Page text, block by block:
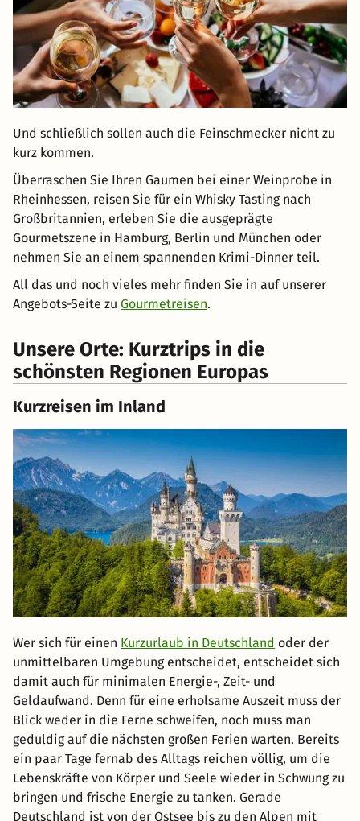
Und schließlich sollen auch die Feinschmecker nicht zu
kurz kommen.
Überraschen Sie Ihren Gaumen bei einer Weinprobe in
Rheinhessen, reisen Sie für ein Whisky Tasting nach
Großbritannien, erleben Sie die ausgeprägte
Gourmetszene in Hamburg, Berlin und München oder
nehmen Sie an einem spannenden Krimi-Dinner teil.
All das und noch vieles mehr finden Sie in auf unserer
Angebots-Seite zu Gourmetreisen.
Unsere Orte: Kurztrips in die
schönsten Regionen Europas
Kurzreisen im Inland
Wer sich für einen Kurzurlaub in Deutschland oder der
unmittelbaren Umgebung entscheidet, entscheidet sich
damit auch für minimalen Energie-, Zeit- und
Geldaufwand. Denn für eine erholsame Auszeit muss der
Blick weder in die Ferne schweifen, noch muss man
geduldig auf die nächsten großen Ferien warten. Bereits
ein paar Tage fernab des Alltags reichen völlig, um die
Lebenskräfte von Körper und Seele wieder in Schwung zu
bringen und frische Energie zu tanken. Gerade
Deutschland ist von der Ostsee bis zu den Alpen mit